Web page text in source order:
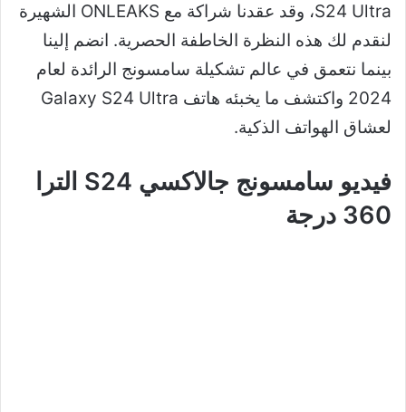
S24 Ultra، وقد عقدنا شراكة مع ONLEAKS الشهيرة
لنقدم لك هذه النظرة الخاطفة الحصرية. انضم إلينا
بينما نتعمق في عالم تشكيلة سامسونج الرائدة لعام
2024 واكتشف ما يخبئه هاتف Galaxy S24 Ultra
لعشاق الهواتف الذكية.
فيديو سامسونج جالاكسي S24 الترا
360 درجة